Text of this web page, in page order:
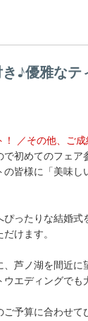
♪優雅な
／その他、ご
初めてのフェア
皆様に「美味
ったりな結婚
けます。
芦ノ湖を間近に
ウエディングで
予算に合わせ